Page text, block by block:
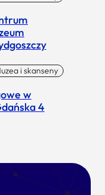
i skanseny
w
4